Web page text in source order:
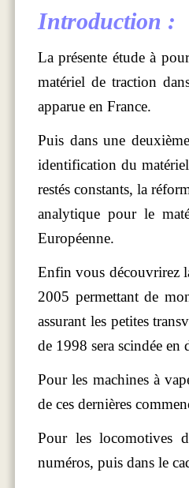
Introduction :
La présente étude à
matériel de traction
apparue en France.
Puis dans une
identification du
restés constants, la
analytique pour le
Européenne.
Enfin vous découvrirez
2005 permettant de
assurant les petites
de 1998 sera scindée
Pour les machines à
de ces dernières
Pour les locomotives
numéros, puis dans le